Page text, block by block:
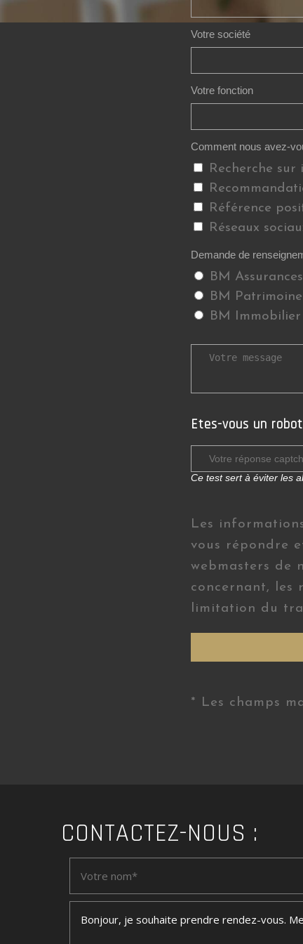
Votre société
Votre fonction
Comment nous avez-
Recherche sur
Référence
Réseaux
Demande de
BM Assurances
BM Patrimoine
BM Immobilier
Etes-vous un
Ce test sert à éviter les
Les
vous répondre
webmasters de
concernant, les
limitation du
* Les champs
CONTACTEZ-NOUS :